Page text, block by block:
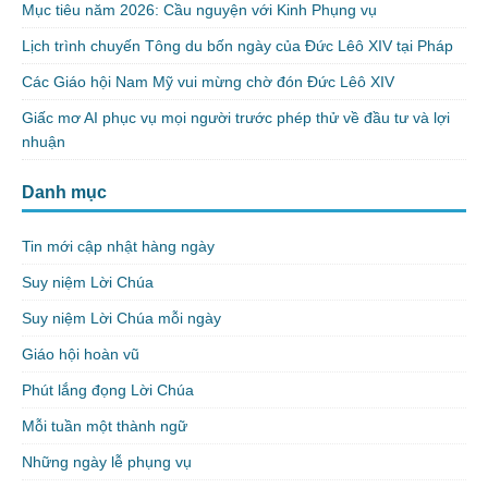
Mục tiêu năm 2026: Cầu nguyện với Kinh Phụng vụ
Lịch trình chuyến Tông du bốn ngày của Đức Lêô XIV tại Pháp
Các Giáo hội Nam Mỹ vui mừng chờ đón Đức Lêô XIV
Giấc mơ AI phục vụ mọi người trước phép thử về đầu tư và lợi
nhuận
Danh mục
Tin mới cập nhật hàng ngày
Suy niệm Lời Chúa
Suy niệm Lời Chúa mỗi ngày
Giáo hội hoàn vũ
Phút lắng đọng Lời Chúa
Mỗi tuần một thành ngữ
Những ngày lễ phụng vụ